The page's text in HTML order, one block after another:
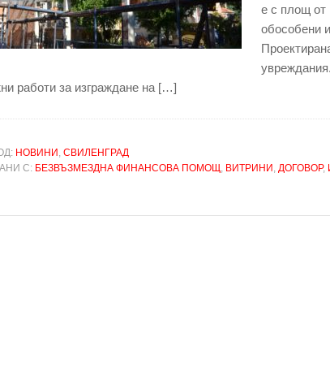
е с площ от
обособени
работи за изграждане на […]
НОВИНИ , СВИЛЕНГРАД
С: БЕЗВЪЗМЕЗДНА ФИНАНСОВА ПОМОЩ, ВИТРИНИ , ДОГОВОР,